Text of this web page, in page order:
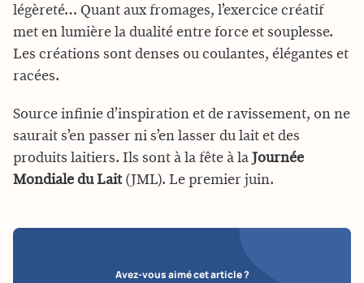
légèreté… Quant aux fromages, l’exercice créatif
met en lumière la dualité entre force et souplesse.
Les créations sont denses ou coulantes, élégantes et
racées.
Source infinie d’inspiration et de ravissement, on ne
saurait s’en passer ni s’en lasser du lait et des
produits laitiers. Ils sont à la fête à la Journée
Mondiale du Lait(JML). Le premier juin.
Avez-vous aimé cet article ?